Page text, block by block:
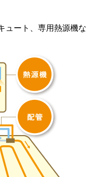
ュート、専用熱源機な